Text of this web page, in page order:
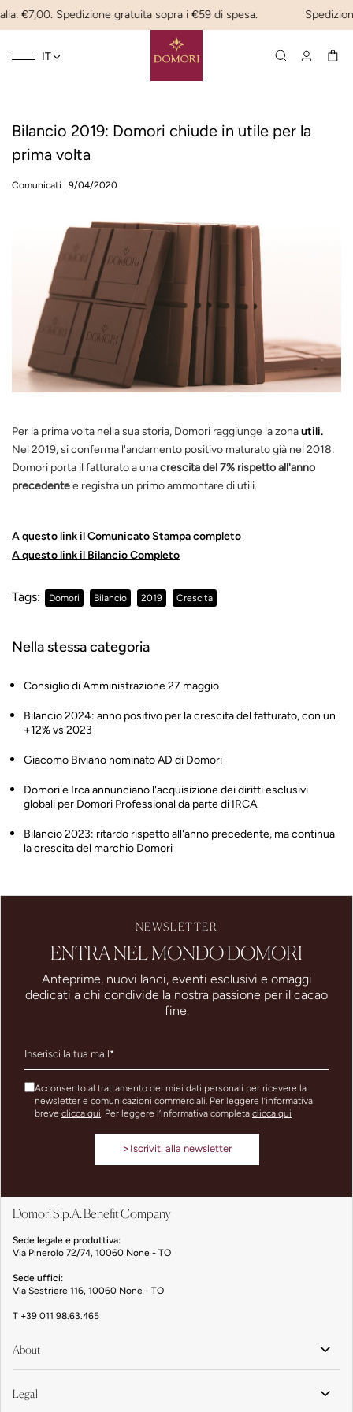
€7,00. Spedizione gratuita sopra i €59 di spesa.
Toggle
☰ IT
Bilancio 2019: Domori chiude in utile per la
prima volta
Comunicati 9/04/2020
Per la prima volta nella sua storia, Domori raggiunge la zonautili.
Nel 2019,siconferma l'andamento positivo maturato già nel 2018:
Domori porta il fatturato a unacrescita del 7% rispetto all'anno
precedentee registra un primo ammontare di utili.
A questo link il Comunicato Stampa completo
A questo link il Bilancio Completo
Tags: Domori Bilancio 2019 Crescita
Nella stessa categoria
Consiglio di Amministrazione 27 maggio
Bilancio 2024: anno positivo per la crescita del fatturato, con un
+12% vs 2023
Giacomo Biviano nominato AD di Domori
Domori e Irca annunciano l'acquisizione dei diritti esclusivi
globali per Domori Professional da parte di IRCA.
Bilancio 2023: ritardo rispetto all'anno precedente, ma continua
la crescita del marchio Domori
Domori S.p.A. Benefit Company
Sede legale e produttiva:
Via Pinerolo 72/74, 10060 None - TO
Sede uffici:
Via Sestriere 116, 10060 None - TO
T +39 011 98.63.465
About
Legal
NEWSLETTER
ENTRA NEL MONDO DOMORI
Anteprime, nuovi lanci, eventi esclusivi e omaggi
dedicati a chi condivide la nostra passione per il cacao
fine.
Acconsento al trattamento dei miei dati personali per ricevere la
newsletter e comunicazioni commerciali. Per leggere l’informativa
breve clicca qui. Per leggere l’informativa completa clicca qui
> Iscriviti alla newsletter